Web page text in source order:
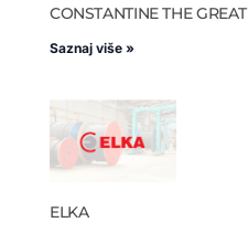
CONSTANTINE THE GREAT
Saznaj više »
ELKA